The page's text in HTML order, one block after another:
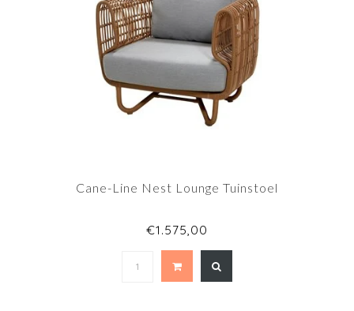
Cane-Line Nest Lounge Tuinstoel
€1.575,00